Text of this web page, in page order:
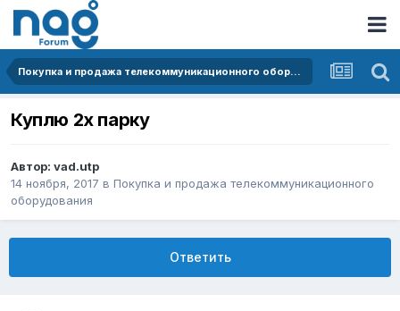
Покупка и продажа телекоммуникационного оборудования
Куплю 2х парку
Автор: vad.utp
14 ноября, 2017 в Покупка и продажа телекоммуникационного
оборудования
Ответить